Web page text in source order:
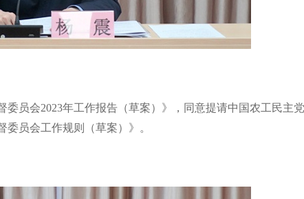
员会2023年工作报告（草案）》，同意提请中国农工民主
员会工作规则（草案）》。